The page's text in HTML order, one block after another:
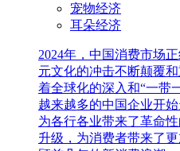
宠物经济
耳朵经济
2024年，中国消费市场
元文化的冲击不断颠覆
着全球化的深入和“一带
越来越多的中国企业开
为各行各业带来了革命
升级，为消费者带来了